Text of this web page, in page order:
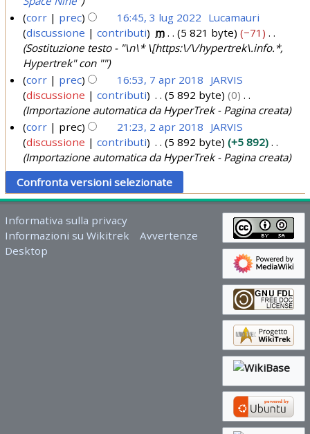
0
2
0
corr prec 16:45, 3 lug 2022 Lucamauri
discussione
contributi m 5 821 byte
−71
Sostituzione testo - "\n\* \[https:\/\/hypertrek\.info.*,
Hypertrek" con ""
p
2
1
8
corr prec 16:53, 7 apr 2018 JARVIS
discussione
contributi 5 892 byte
0
Importazione automatica da HyperTrek - Pagina creata
r
2
0
1
corr prec 21:23, 2 apr 2018 JARVIS
discussione
contributi 5 892 byte
+5 892
Importazione automatica da HyperTrek - Pagina creata
Informativa sulla privacy
Informazioni su Wikitrek
Avvertenze
Desktop